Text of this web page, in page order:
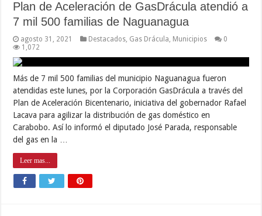
Plan de Aceleración de GasDrácula atendió a
7 mil 500 familias de Naguanagua
agosto 31, 2021 Destacados Gas Drácula Municipios
0
1,072
Más de 7 mil 500 familias del municipio Naguanagua fueron
atendidas este lunes, por la Corporación GasDrácula a través del
Plan de Aceleración Bicentenario, iniciativa del gobernador Rafael
Lacava para agilizar la distribución de gas doméstico en
Carabobo. Así lo informó el diputado José Parada, responsable
del gas en la …
Leer mas...